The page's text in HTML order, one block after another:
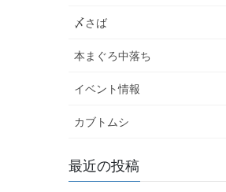
〆さば
本まぐろ中落ち
イベント情報
カブトムシ
最近の投稿